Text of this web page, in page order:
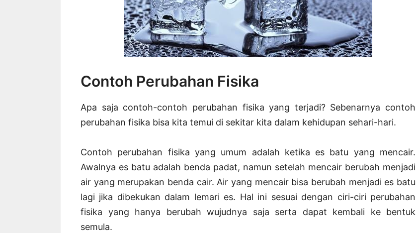
Contoh Perubahan Fisika
Apa saja contoh-contoh perubahan fisika yang terjadi? Sebenarnya contoh
perubahan fisika bisa kita temui di sekitar kita dalam kehidupan sehari-hari.
Contoh perubahan fisika yang umum adalah ketika es batu yang mencair.
Awalnya es batu adalah benda padat, namun setelah mencair berubah menjadi
air yang merupakan benda cair. Air yang mencair bisa berubah menjadi es batu
lagi jika dibekukan dalam lemari es. Hal ini sesuai dengan ciri-ciri perubahan
fisika yang hanya berubah wujudnya saja serta dapat kembali ke bentuk
semula.